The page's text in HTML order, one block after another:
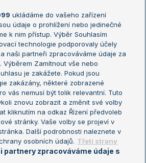
Australian Open
French Open
Wimbledon
US Open
Turnaj mistrů
Turnaj mistryň
ukládáme do vašeho zařízení
údaje o prohlížení nebo jedinečné
k nim přístup. Výběr Souhlasím
technologie podporovaly účely
naši partneři zpracováváme údaje za
Výběrem Zamítnout vše nebo
je zakážete. Pokud jsou
zakázány, některé zobrazené
vás nemusí být tolik relevantní. Tuto
znovu zobrazit a změnit své volby
kliknutím na odkaz Řízení předvoleb
stránky. Vaše volby se projeví v
Další podrobnosti naleznete v
osobních údajů. Třetí strany
partnery zpracováváme údaje s